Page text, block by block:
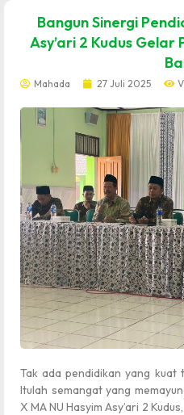
Bangun Sinergi
Asy’ari 2 Kudus
Mahada 27 Juli 2025
Tak ada pendidikan yang
Itulah semangat yang
X MA NU Hasyim Asy’ari 2